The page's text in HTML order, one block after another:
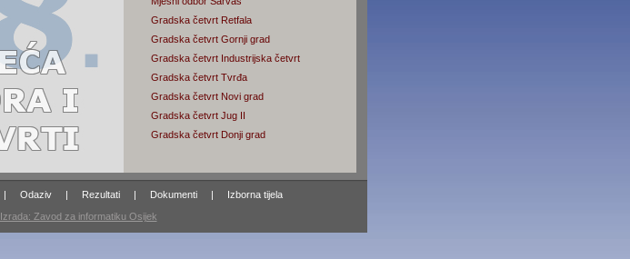
Gradska četvrt Retfala
Gradska četvrt Gornji grad
Gradska četvrt Industrijska četvrt
Gradska četvrt Tvrđa
Gradska četvrt Novi grad
Gradska četvrt Jug II
Gradska četvrt Donji grad
| Odaziv | Rezultati | Dokumenti |
Izborna tijela
Izrada: Zavod za informatiku Osijek